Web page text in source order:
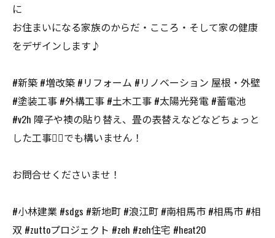
に
お住まいになる家族のからだ・こころ・そして家の健康
をデザインします♪
#新築 #増改築 #リフォーム #リノベーション 屋根・外壁
#塗装工事 #外構工事 #土木工事 #太陽光発電 #蓄電池
#v2h 障子や襖の貼り替え、畳の表替えなどなどちょっと
した工事👷‍♂️でも構いません！
お問合せくださいませ！
#小林建業 #sdgs #新地町 #浪江町 #南相馬市 #相馬市 #相
双 #zuttoプロジェクト #zeh #zeh住宅 #heat20